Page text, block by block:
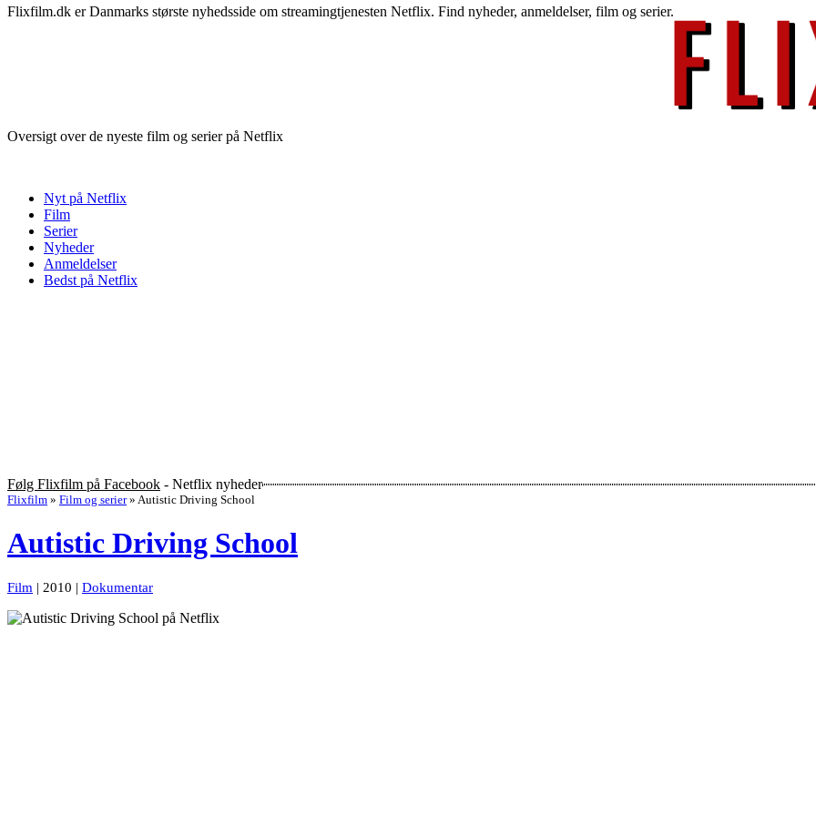
Flixfilm.dk er Danmarks største nyhedsside om streamingtjenesten Netflix. Find nyheder, anmeldelser, film og serier.
Oversigt over de nyeste film og serier på Netflix
Nyt på Netflix
Film
Serier
Nyheder
Anmeldelser
Bedst på Netflix
Følg Flixfilm på Facebook - Netflix nyheder
Flixfilm » Film og serier » Autistic Driving School
Autistic Driving School
Film | 2010 | Dokumentar